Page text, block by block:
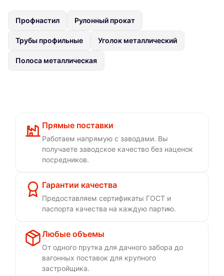
Профнастил Рулонный прокат
Трубы профильные Уголок металлический
Полоса металлическая
Прямые поставки
Работаем напрямую с заводами. Вы
получаете заводское качество без наценок
посредников.
Гарантии качества
Предоставляем сертификаты ГОСТ и
паспорта качества на каждую партию.
Любые объемы
От одного прутка для дачного забора до
вагонных поставок для крупного
застройщика.